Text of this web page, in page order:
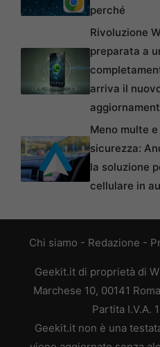
perché
Rivoluzione
preparata a
arriva il
Meno multe e
sicurezza:
la soluzione
cellulare in
Chi siamo - Redazione -
Geekit.it di proprietà di
Marchese 10, 00141
Partita I.V.A.
Geekit.it non è una